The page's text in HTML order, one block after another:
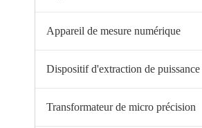
Appareil de mesure numérique
‌Dispositif d'extraction de puissance
Transformateur de micro précision